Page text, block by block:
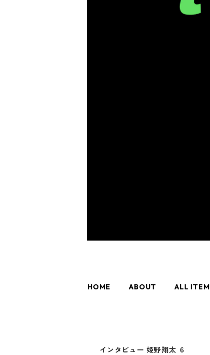
HOME ABOUT ALL ITEM
インタビュー 姫野翔太 ６